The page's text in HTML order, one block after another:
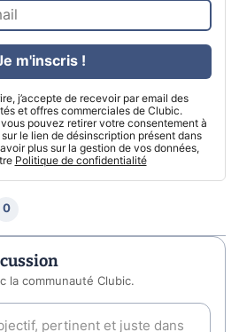
j’accepte de recevoir par email des
et offres commerciales de Clubic.
pouvez retirer votre consentement à
le lien de désinscription présent dans
plus sur la gestion de vos données,
Politique de confidentialité
m'inscris !
0
la communauté Clubic.